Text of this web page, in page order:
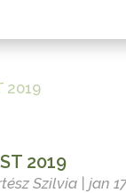
2019
Szilvia| jan